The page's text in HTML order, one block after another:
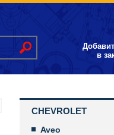
в
CHEVROLET
Aveo